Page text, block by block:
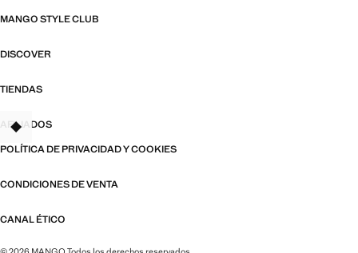
MANGO STYLE CLUB
DISCOVER
TIENDAS
AFILIADOS
POLÍTICA DE PRIVACIDAD Y COOKIES
CONDICIONES DE VENTA
CANAL ÉTICO